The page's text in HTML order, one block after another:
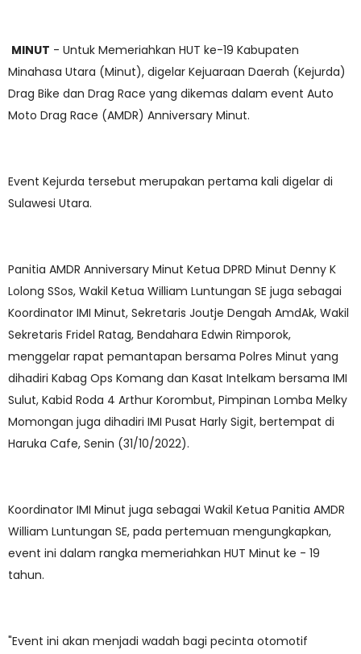
MINUT - Untuk Memeriahkan HUT ke-19 Kabupaten
Minahasa Utara (Minut), digelar Kejuaraan Daerah (Kejurda)
Drag Bike dan Drag Race yang dikemas dalam event Auto
Moto Drag Race (AMDR) Anniversary Minut.
Event Kejurda tersebut merupakan pertama kali digelar di
Sulawesi Utara.
Panitia AMDR Anniversary Minut Ketua DPRD Minut Denny K
Lolong SSos, Wakil Ketua William Luntungan SE juga sebagai
Koordinator IMI Minut, Sekretaris Joutje Dengah AmdAk, Wakil
Sekretaris Fridel Ratag, Bendahara Edwin Rimporok,
menggelar rapat pemantapan bersama Polres Minut yang
dihadiri Kabag Ops Komang dan Kasat Intelkam bersama IMI
Sulut, Kabid Roda 4 Arthur Korombut, Pimpinan Lomba Melky
Momongan juga dihadiri IMI Pusat Harly Sigit, bertempat di
Haruka Cafe, Senin (31/10/2022).
Koordinator IMI Minut juga sebagai Wakil Ketua Panitia AMDR
William Luntungan SE, pada pertemuan mengungkapkan,
event ini dalam rangka memeriahkan HUT Minut ke - 19
tahun.
"Event ini akan menjadi wadah bagi pecinta otomotif